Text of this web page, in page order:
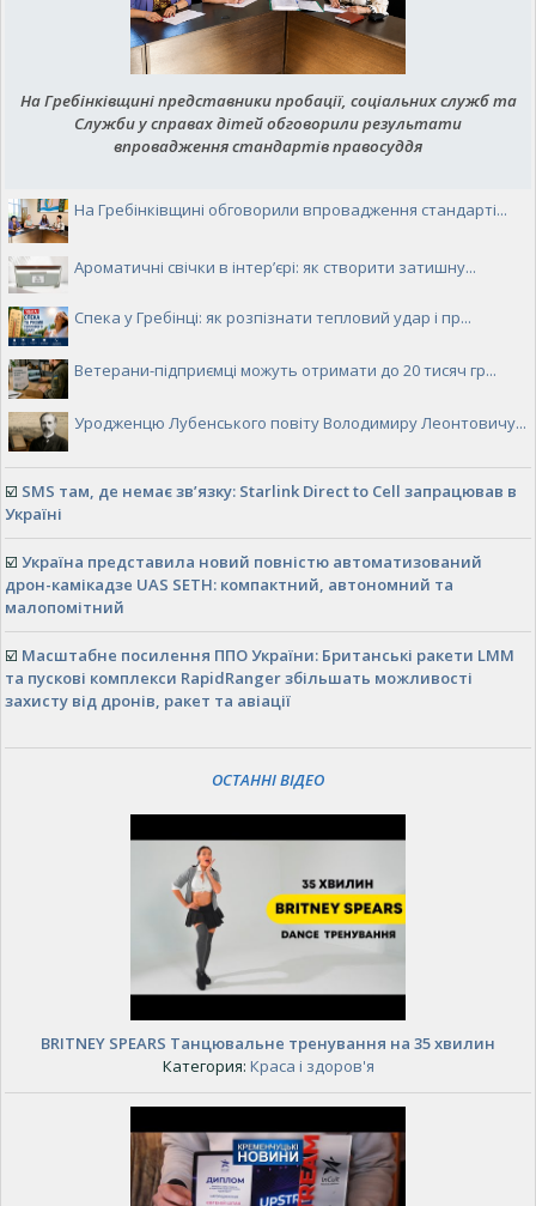
На Гребінківщині представники пробації, соціальних служб та
Служби у справах дітей обговорили результати
впровадження стандартів правосуддя
На Гребінківщині обговорили впровадження стандарті...
Ароматичні свічки в інтер’єрі: як створити затишну...
Спека у Гребінці: як розпізнати тепловий удар і пр...
Ветерани-підприємці можуть отримати до 20 тисяч гр...
Уродженцю Лубенського повіту Володимиру Леонтовичу...
☑️ SMS там, де немає зв’язку: Starlink Direct to Cell запрацював в
Україні
☑️ Україна представила новий повністю автоматизований
дрон-камікадзе UAS SETH: компактний, автономний та
малопомітний
☑️ Масштабне посилення ППО України: Британські ракети LMM
та пускові комплекси RapidRanger збільшать можливості
захисту від дронів, ракет та авіації
ОСТАННІ ВІДЕО
BRITNEY SPEARS Танцювальне тренування на 35 хвилин
Категория: Краса і здоров'я